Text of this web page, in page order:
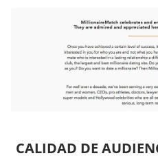
CALIDAD DE